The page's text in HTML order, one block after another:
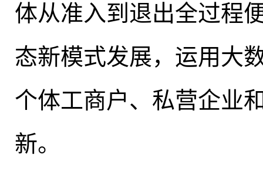
体从准入到退出全过程
态新模式发展，运用大
个体工商户、私营企业
新。